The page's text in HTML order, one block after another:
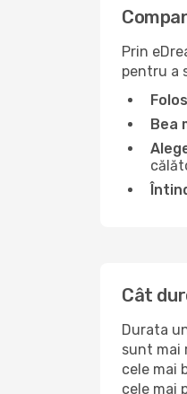
Prin
pentru a
Bea
Cât
Durata
sunt mai
cele mai
cele mai